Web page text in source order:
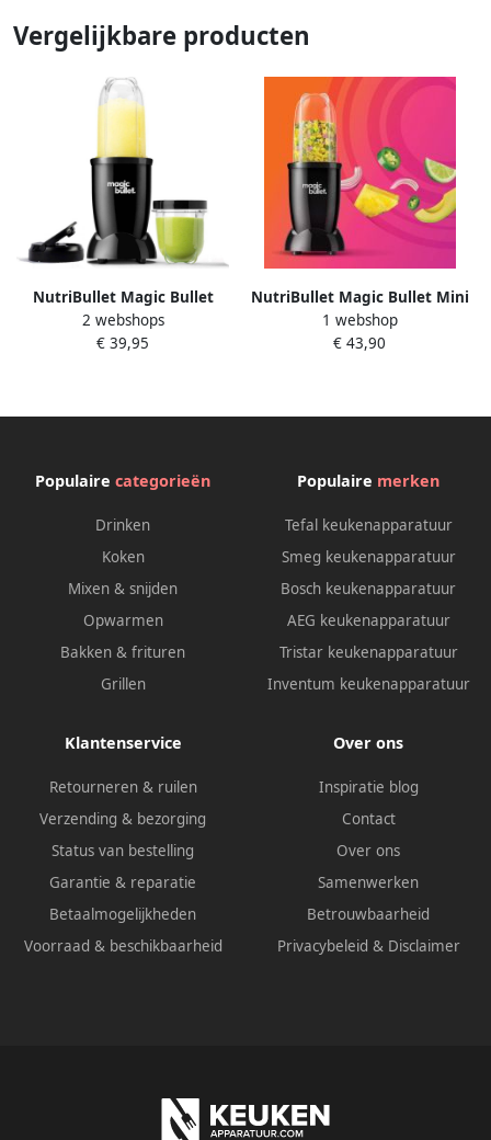
Vergelijkbare producten
NutriBullet Magic Bullet
Original Incl. To Go Bekers &
Receptenboek Blender
2 webshops
€ 39,95
NutriBullet Magic Bullet Mini
Blender Smoothie Maker
Zwart 200 watt
1 webshop
€ 43,90
Populaire categorieën
Drinken
Koken
Mixen & snijden
Opwarmen
Bakken & frituren
Grillen
Populaire merken
Tefal keukenapparatuur
Smeg keukenapparatuur
Bosch keukenapparatuur
AEG keukenapparatuur
Tristar keukenapparatuur
Inventum keukenapparatuur
Klantenservice
Retourneren & ruilen
Verzending & bezorging
Status van bestelling
Garantie & reparatie
Betaalmogelijkheden
Voorraad & beschikbaarheid
Over ons
Inspiratie blog
Contact
Over ons
Samenwerken
Betrouwbaarheid
Privacybeleid & Disclaimer